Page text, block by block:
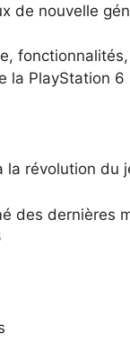
de nouvelle
la PlayStation 6
la révolution du
des dernières